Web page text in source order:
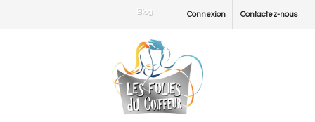
Contactez-nous
Connexion
Blog